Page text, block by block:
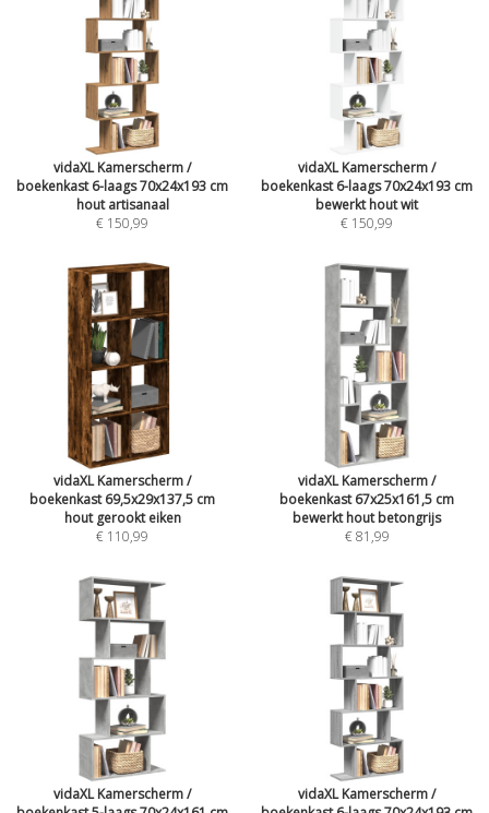
vidaXL Kamerscherm /
boekenkast 6-laags 70x24x193 cm
hout artisanaal
€ 150,99
vidaXL Kamerscherm /
boekenkast 6-laags 70x24x193 cm
bewerkt hout wit
€ 150,99
vidaXL Kamerscherm /
boekenkast 69,5x29x137,5 cm
hout gerookt eiken
€ 110,99
vidaXL Kamerscherm /
boekenkast 67x25x161,5 cm
bewerkt hout betongrijs
€ 81,99
vidaXL Kamerscherm /
vidaXL Kamerscherm /